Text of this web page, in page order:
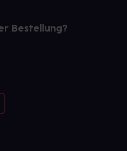
Bestellung?